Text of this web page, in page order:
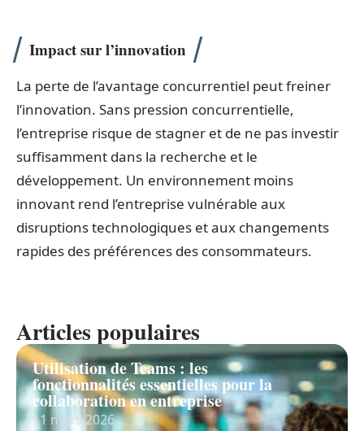
Impact sur l’innovation
La perte de l’avantage concurrentiel peut freiner
l’innovation. Sans pression concurrentielle,
l’entreprise risque de stagner et de ne pas investir
suffisamment dans la recherche et le
développement. Un environnement moins
innovant rend l’entreprise vulnérable aux
disruptions technologiques et aux changements
rapides des préférences des consommateurs.
Articles populaires
Utilisation de Teams : les
fonctionnalités essentielles pour la
collaboration en entreprise
11 mars 2026